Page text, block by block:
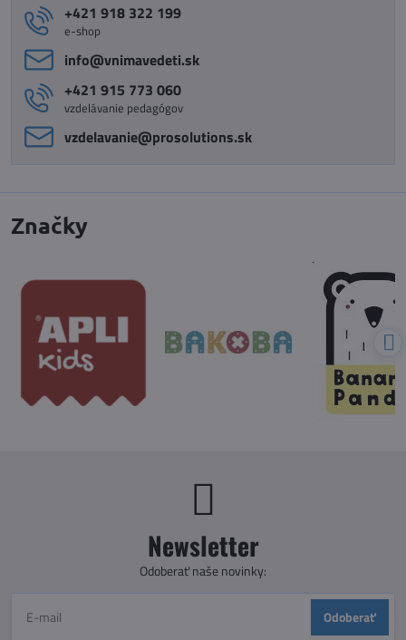
+421 918 322 199
e-shop
info​@vnimavedeti​.sk
+421 915 773 060
vzdelávanie pedagógov
vzdelavanie​@prosolutions​.sk
Značky
Newsletter
Odoberať naše novinky:
Odoberať